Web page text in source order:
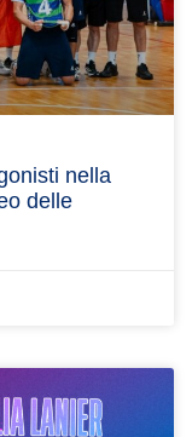
nella
delle